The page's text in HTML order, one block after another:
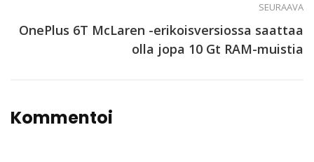
SEURAAVA
OnePlus 6T McLaren -erikoisversiossa saattaa
olla jopa 10 Gt RAM-muistia
Kommentoi